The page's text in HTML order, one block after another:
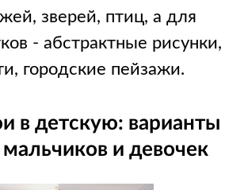
зверей, птиц, а для
- абстрактные рисунки,
городские пейзажи.
в детскую: варианты
и девочек